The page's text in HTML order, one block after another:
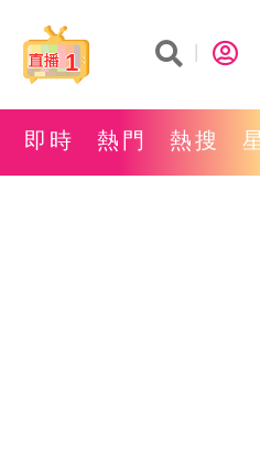
1
即時 熱門 熱搜